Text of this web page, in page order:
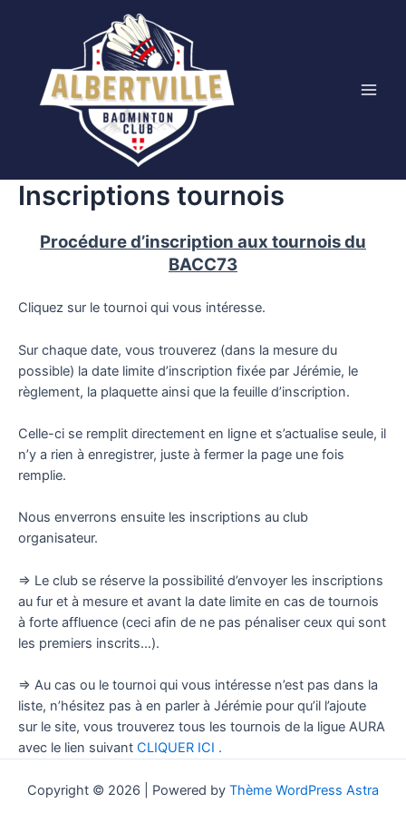
Inscriptions tournois
Procédure d’inscription aux tournois du
BACC73
Cliquez sur le tournoi qui vous intéresse.
Sur chaque date, vous trouverez (dans la mesure du
possible) la date limite d’inscription fixée par Jérémie, le
règlement, la plaquette ainsi que la feuille d’inscription.
Celle-ci se remplit directement en ligne et s’actualise seule, il
n’y a rien à enregistrer, juste à fermer la page une fois
remplie.
Nous enverrons ensuite les inscriptions au club
organisateur.
=> Le club se réserve la possibilité d’envoyer les inscriptions
au fur et à mesure et avant la date limite en cas de tournois
à forte affluence (ceci afin de ne pas pénaliser ceux qui sont
les premiers inscrits…).
=> Au cas ou le tournoi qui vous intéresse n’est pas dans la
liste, n’hésitez pas à en parler à Jérémie pour qu’il l’ajoute
sur le site, vous trouverez tous les tournois de la ligue AURA
avec le lien suivant CLIQUER ICI .
Copyright © 2026 | Powered by Thème WordPress Astra